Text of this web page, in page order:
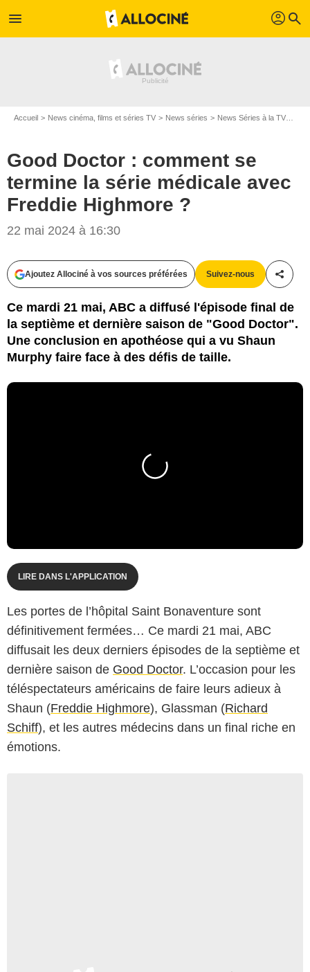
menu profil search
Accueil News cinéma, films et séries TV News séries News Séries à la TV
Good Doctor : comment se
termine la série médicale avec
Freddie Highmore ?
22 mai 2024 à 16:30
Ajoutez Allociné à vos sources préférées Suivez-nous
Ce mardi 21 mai, ABC a diffusé l'épisode final de
la septième et dernière saison de "Good Doctor".
Une conclusion en apothéose qui a vu Shaun
Murphy faire face à des défis de taille.
LIRE DANS L'APPLICATION
Les portes de l’hôpital Saint Bonaventure sont
définitivement fermées… Ce mardi 21 mai, ABC
diffusait les deux derniers épisodes de la septième et
dernière saison de Good Doctor. L’occasion pour les
téléspectateurs américains de faire leurs adieux à
Shaun (Freddie Highmore), Glassman (Richard
Schiff), et les autres médecins dans un final riche en
émotions.